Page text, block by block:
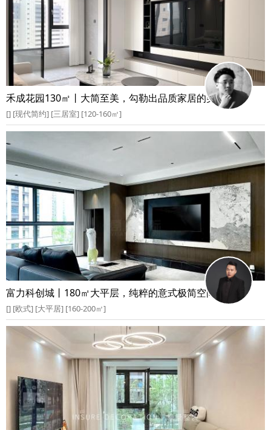
禾成花园130㎡丨大简至美，勾勒出品质家居的美好空间
[] [现代简约] [三居室] [120-160㎡]
富力科创城丨180㎡大平层，纯粹的意式极简空间
[] [欧式] [大平居] [160-200㎡]